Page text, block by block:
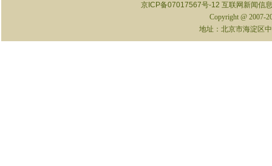
京ICP备07017567号-12 互联网新闻信
Copyright @ 2007-
地址：北京市海淀区